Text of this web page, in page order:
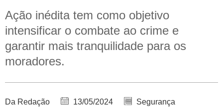
Ação inédita tem como objetivo
intensificar o combate ao crime e
garantir mais tranquilidade para os
moradores.
Da Redação 13/05/2024 Segurança